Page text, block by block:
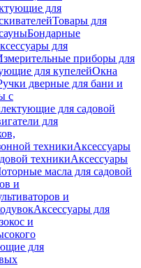
для
Товары для
Бондарные
для
приборы для
для купелейОкна
дверные для бани и
с
для садовой
для
техникиАксессуары
техникиАксессуары
масла для садовой
и
и
Аксессуары для
и
для